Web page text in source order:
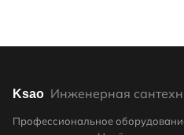
Ksao Инженерная
Профессиональное